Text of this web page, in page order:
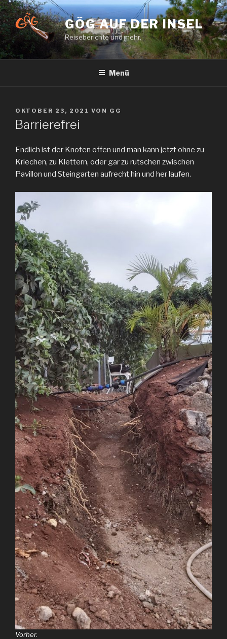
Zum
Inhalt
springen
GÖG AUF DER INSEL
Reiseberichte und mehr.
Menü
VERÖFFENTLICHT
AM
OKTOBER 23, 2021 VON GG
Barrierefrei
Endlich ist der Knoten offen und man kann jetzt ohne zu
Kriechen, zu Klettern, oder gar zu rutschen zwischen
Pavillon und Steingarten aufrecht hin und her laufen.
Vorher.